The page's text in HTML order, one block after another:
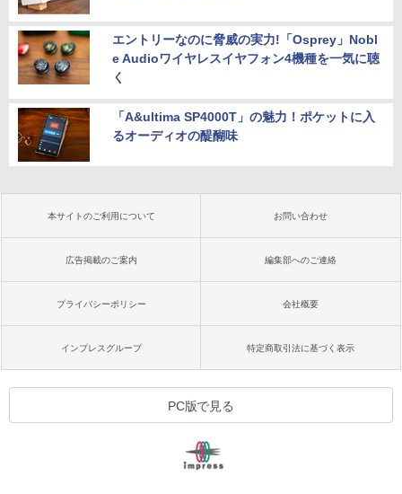
エントリーなのに脅威の実力!「Osprey」Nobl
e Audioワイヤレスイヤフォン4機種を一気に聴
く
「A&ultima SP4000T」の魅力！ポケットに入
るオーディオの醍醐味
本サイトのご利用について お問い合わせ
広告掲載のご案内 編集部へのご連絡
プライバシーポリシー 会社概要
インプレスグループ 特定商取引法に基づく表示
PC版で見る